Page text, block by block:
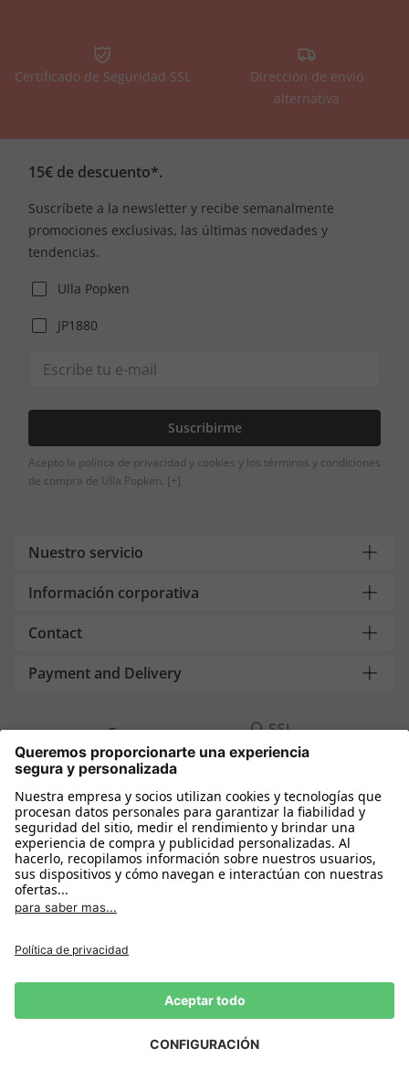
Certificado de Seguridad SSL
Dirección de envío
alternativa
15€ de descuento*.
Suscríbete a la newsletter y recibe semanalmente
promociones exclusivas, las últimas novedades y
tendencias.
Ulla Popken
JP1880
Suscribirme
Acepto la política de privacidad y cookies y los términos y condiciones
de compra de Ulla Popken. [+]
Nuestro servicio
Información corporativa
Contact
Payment and Delivery
Compra segura con
Más tiendas online
España
Condiciones Compra
Declarar el desistimiento
Aviso Legal
Configuración de cookies